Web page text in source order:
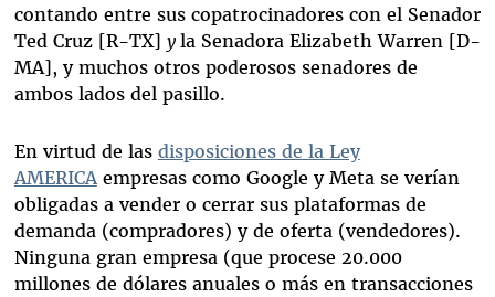
contando entre sus copatrocinadores con el Senador
Ted Cruz [R-TX] y la Senadora Elizabeth Warren [D-
MA], y muchos otros poderosos senadores de
ambos lados del pasillo.
En virtud de las disposiciones de la Ley
AMERICAempresas como Google y Meta se verían
obligadas a vender o cerrar sus plataformas de
demanda (compradores) y de oferta (vendedores).
Ninguna gran empresa (que procese 20.000
millones de dólares anuales o más en transacciones